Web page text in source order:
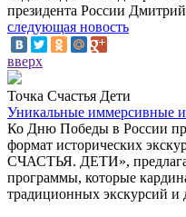
президента России
следующая новость
вверх
Точка Счастья Дети
Уникальные иммерсивные
Ко Дню Победы в России
формат исторических
СЧАСТЬЯ. ДЕТИ»,
программы, которые
традиционных экскурсий и